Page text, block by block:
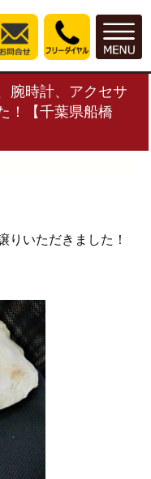
腕時計、アクセサ
！【千葉県船橋
りいただきました！